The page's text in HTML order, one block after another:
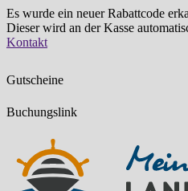
Es wurde ein neuer Rabattcode
Dieser wird an der Kasse
Zum
Kontakt
Gutscheine
Buchungslink